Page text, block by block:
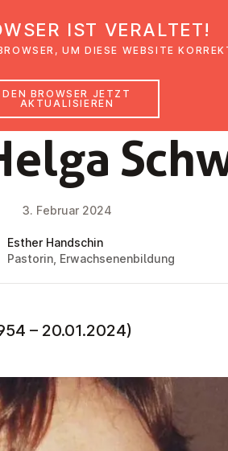
News
NEWS
3. Februar 2024
Esther Handschin
Pastorin, Erwachsenenbildung
– 20.01.2024)
IST VERALTET!
UM DIESE WEBSITE
DEN BROWSER JETZT
AKTUALISIEREN